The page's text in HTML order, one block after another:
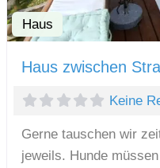
Haus
Haus zwischen
Keine
Gerne tauschen wir
jeweils. Hunde